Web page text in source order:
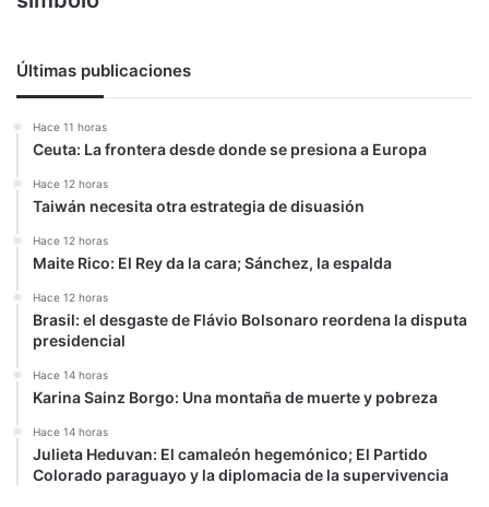
Últimas publicaciones
Hace 11 horas
Ceuta: La frontera desde donde se presiona a Europa
Hace 12 horas
Taiwán necesita otra estrategia de disuasión
Hace 12 horas
Maite Rico: El Rey da la cara; Sánchez, la espalda
Hace 12 horas
Brasil: el desgaste de Flávio Bolsonaro reordena la disputa
presidencial
Hace 14 horas
Karina Sainz Borgo: Una montaña de muerte y pobreza
Hace 14 horas
Julieta Heduvan: El camaleón hegemónico; El Partido
Colorado paraguayo y la diplomacia de la supervivencia